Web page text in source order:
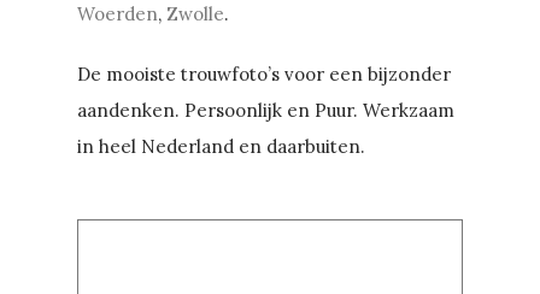
Woerden, Zwolle.
De mooiste trouwfoto’s voor een bijzonder
aandenken. Persoonlijk en Puur. Werkzaam
in heel Nederland en daarbuiten.